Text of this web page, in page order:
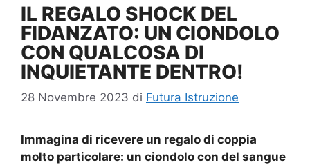
IL REGALO SHOCK DEL
FIDANZATO: UN CIONDOLO
CON QUALCOSA DI
INQUIETANTE DENTRO!
28 Novembre 2023 di Futura Istruzione
Immagina di ricevere un regalo di coppia
molto particolare: un ciondolo con del sangue